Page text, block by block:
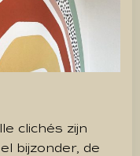
clichés zijn
bijzonder, de